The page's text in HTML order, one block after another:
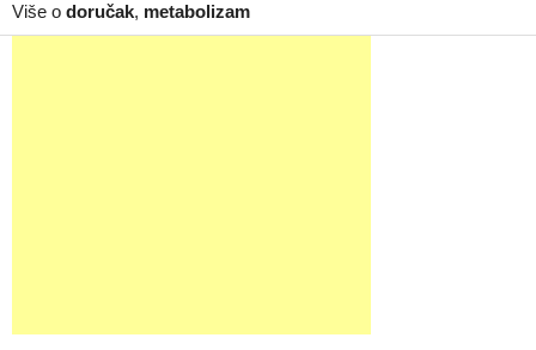
Više o doručak, metabolizam